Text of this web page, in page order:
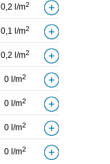
0,2 l/m2
0,1 l/m2
0,2 l/m2
0 l/m2
0 l/m2
0 l/m2
0 l/m2